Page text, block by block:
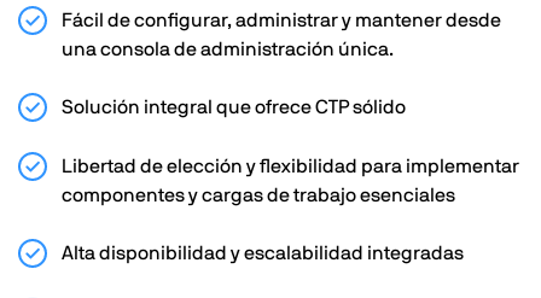
Fácil de configurar, administrar y mantener desde
una consola de administración única.
Solución integral que ofrece CTP sólido
Libertad de elección y flexibilidad para implementar
componentes y cargas de trabajo esenciales
Alta disponibilidad y escalabilidad integradas